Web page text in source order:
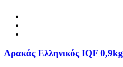
Αρακάς Ελληνικός IQF 0,9kg